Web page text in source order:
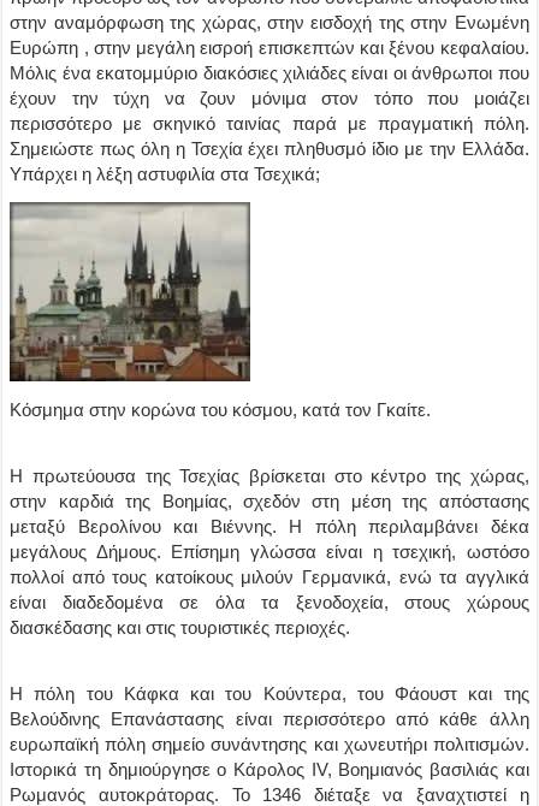
στην αναμόρφωση της χώρας, στην εισδοχή της στην Ενωμένη
Ευρώπη , στην μεγάλη εισροή επισκεπτών και ξένου κεφαλαίου.
Μόλις ένα εκατομμύριο διακόσιες χιλιάδες είναι οι άνθρωποι που
έχουν την τύχη να ζουν μόνιμα στον τόπο που μοιάζει
περισσότερο με σκηνικό ταινίας παρά με πραγματική πόλη.
Σημειώστε πως όλη η Τσεχία έχει πληθυσμό ίδιο με την Ελλάδα.
Υπάρχει η λέξη αστυφιλία στα Τσεχικά;
Κόσμημα στην κορώνα του κόσμου, κατά τον Γκαίτε.
Η πρωτεύουσα της Τσεχίας βρίσκεται στο κέντρο της χώρας,
στην καρδιά της Βοημίας, σχεδόν στη μέση της απόστασης
μεταξύ Βερολίνου και Βιέννης. Η πόλη περιλαμβάνει δέκα
μεγάλους Δήμους. Επίσημη γλώσσα είναι η τσεχική, ωστόσο
πολλοί από τους κατοίκους μιλούν Γερμανικά, ενώ τα αγγλικά
είναι διαδεδομένα σε όλα τα ξενοδοχεία, στους χώρους
διασκέδασης και στις τουριστικές περιοχές.
Η πόλη του Κάφκα και του Κούντερα, του Φάουστ και της
Βελούδινης Επανάστασης είναι περισσότερο από κάθε άλλη
ευρωπαϊκή πόλη σημείο συνάντησης και χωνευτήρι πολιτισμών.
Ιστορικά τη δημιούργησε ο Κάρολος IV, Βοημιανός βασιλιάς και
Ρωμανός αυτοκράτορας. Το 1346 διέταξε να ξαναχτιστεί η